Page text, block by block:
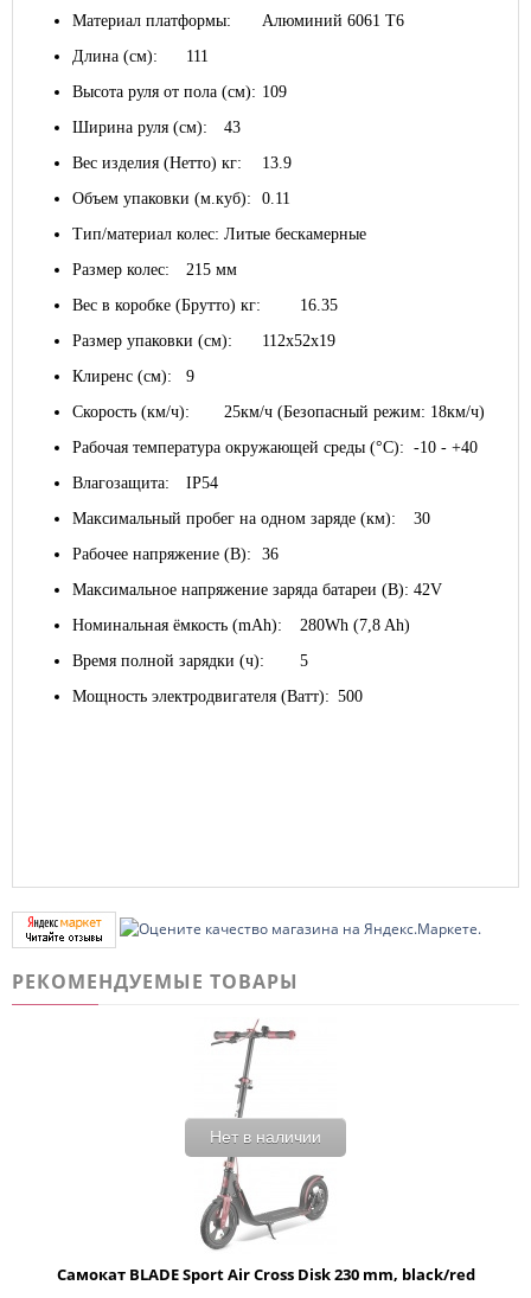
Материал платформы:
Алюминий 6061 T6
Длина (см):
111
Высота руля от пола (см): 109
Ширина руля (см):
43
Вес изделия (Нетто) кг:
13.9
Объем упаковки (м.куб):
0.11
Тип/материал колес: Литые бескамерные
Размер колес:
215 мм
Вес в коробке (Брутто) кг:
16.35
Размер упаковки (см):
112х52х19
Клиренс (см):
9
Скорость (км/ч):
25км/ч (Безопасный режим: 18км/ч)
Рабочая температура окружающей среды (°C): -10 - +40
Влагозащита:
IP54
Максимальный пробег на одном заряде (км):
30
Рабочее напряжение (В):
36
Максимальное напряжение заряда батареи (B): 42V
Номинальная ёмкость (mAh):
280Wh (7,8 Ah)
Время полной зарядки (ч):
5
Мощность электродвигателя (Ватт): 500
РЕКОМЕНДУЕМЫЕ ТОВАРЫ
Нет в наличии
Самокат BLADE Sport Air Cross Disk 230 mm, black/red